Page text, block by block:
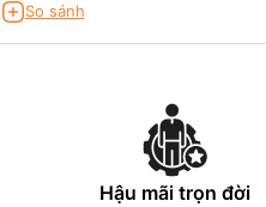
So sánh
Hậu mãi trọn đời